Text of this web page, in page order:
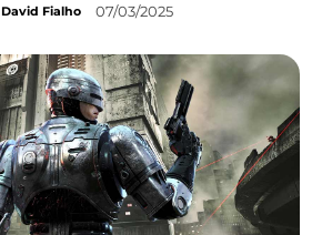
David Fialho 07/03/2025